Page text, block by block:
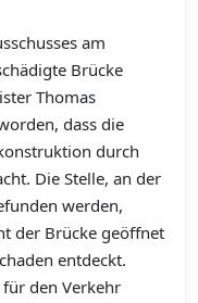
am
Brücke
Thomas
dass die
durch
Die Stelle, an der
werden,
der Brücke geöffnet
entdeckt.
den Verkehr